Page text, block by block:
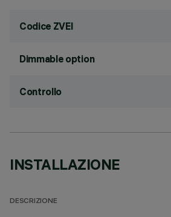
Codice ZVEI
Dimmable option
Controllo
INSTALLAZIONE
DESCRIZIONE